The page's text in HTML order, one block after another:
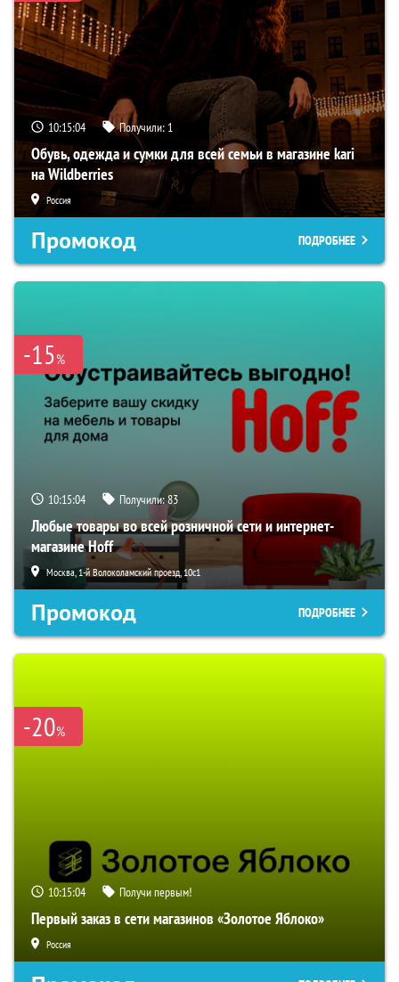
10:15:03 Получили: 1
Обувь, одежда и сумки для всей семьи в магазине kari
на Wildberries
Россия
Промокод ПОДРОБНЕЕ
-15%
10:15:03 Получили:83
Любые товары во всей розничной сети и интернет-
магазине Hoff
Москва, 1-й Волоколамский проезд, 10с1
Промокод ПОДРОБНЕЕ
-20%
10:15:03 Получи первым!
Первый заказ в сети магазинов «Золотое Яблоко»
Россия